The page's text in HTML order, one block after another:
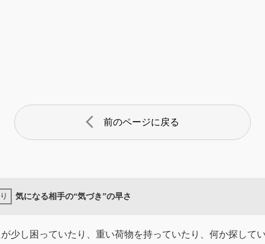
arrow_back_ios 前のページに戻る
気になる相手の“気づき”の早さ
少し困っていたり、重い荷物を持っていたり、何か探して